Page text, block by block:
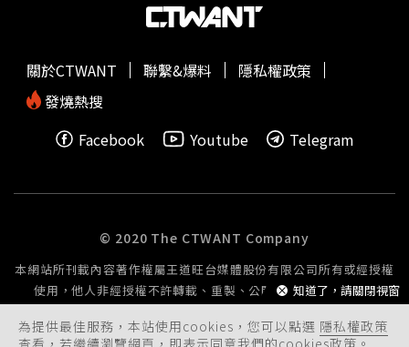
侯世駿攝）家人向來都很支持他的決定，現在只擔心他拍戲
常日夜顛倒，叮嚀他要照顧身體，「我會想盡辦法不要讓家
拍攝，片場離他家只有三分鐘，家人是第一次探班看他工作
時的情況，「我媽很常來，時不時就拿水果點心來請大家
心。」不過，媽媽在現場看他表演，倒讓他有點赤裸難為
憶，有場戲郭子乾開心抱著剛出生的孫子，邊誇孫子可愛，
轉頭突然加詞噹他「啊你怎麼長這樣」，他立刻回敬「也是
你生的啊」，事後他還得到郭子乾誇獎「不錯喔！你有在
聽！」讓他非常有成就感：「跟前輩們對戲真的可以偷到東
西。」像是游安順會幫角色設定口頭禪，讓角色更加獨特生
動。黃冠智很享受表演，他也給自己出功課，希望把每個角
為提供最佳服務，本站使用cookies，您可以點選 隱私權政策
查看，若繼續瀏覽網頁，即表示同意我們的cookies政策。
知道了，請關閉視窗
關於CTWANT 聯繫&爆料
隱私權政策
發燒熱搜
Facebook
Youtube Telegram
© 2020 The CTWANT Company
本網站所刊載內容著作權屬王道旺台媒體股份有限公司所有或經授權
使用，他人非經授權不許轉載、重製、公開播送或公開傳輸。